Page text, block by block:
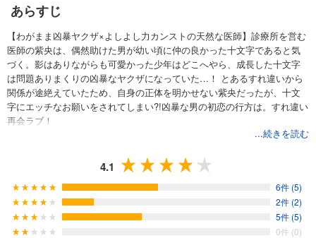
あらすじ
【わがまま凶暴ヤクザ×よしよし力カンストの天然な医師】診療所を営む
医師の紫央は、偶然助けた男が幼い頃に仲の良かった十文字であると気
づく。影はありながらも可愛かった少年はどこへやら、成長した十文字
は問題ありまくりの凶暴なヤクザになっていた…！ とあるすれ違いから
関係が途絶えていたため、自身の正体を明かせない紫央だったが、十文
字にエッチなお願いをされてしまい?!凶暴な男の初恋の行方は。すれ違い
再会ラブ！
...続きを読む
4.1
6件 (5)
2件 (2)
5件 (5)
0件 (0)